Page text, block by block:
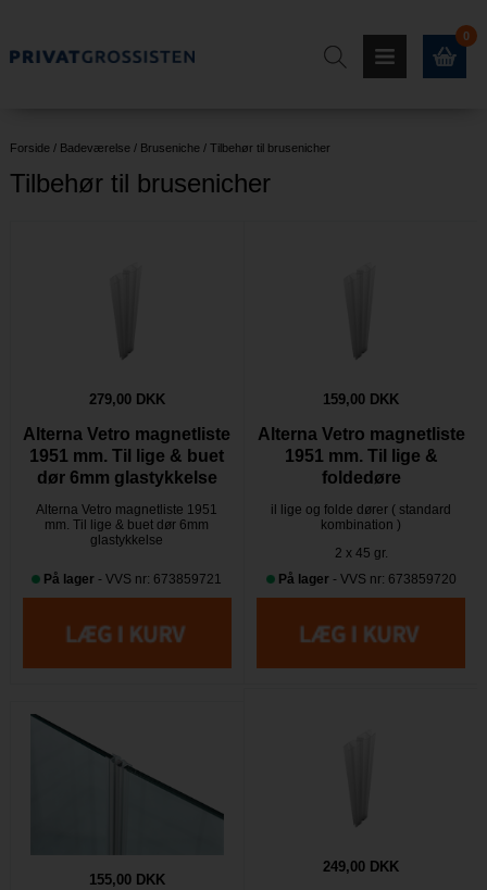
0
Forside / Badeværelse / Bruseniche / Tilbehør til brusenicher
Tilbehør til brusenicher
279,00 DKK
Alterna Vetro magnetliste
1951 mm. Til lige & buet
dør 6mm glastykkelse
Alterna Vetro magnetliste 1951
mm. Til lige & buet dør 6mm
glastykkelse
På lager - VVS nr: 673859721
159,00 DKK
Alterna Vetro magnetliste
1951 mm. Til lige &
foldedøre
il lige og folde dører ( standard
kombination )
2 x 45 gr.
På lager- VVS nr: 673859720
155,00 DKK
249,00 DKK